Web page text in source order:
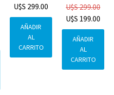
U$S 299.00
AÑADIR
AL
CARRITO
U$S299.00
U$S 199.00
AÑADIR
AL
CARRITO